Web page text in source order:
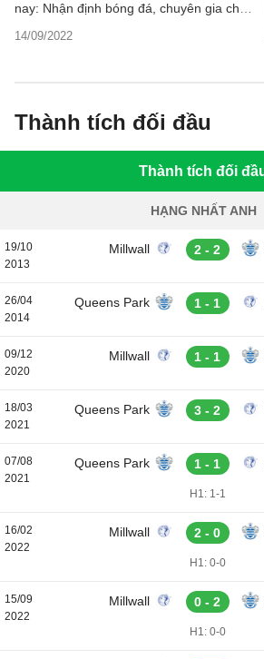
14/09/2022
nay: Nhận định bóng đá, chuyên gia châu
Á, tư vấn dự đoán kết quả có độ uy tín
Thành tích đối đầu
Thành tích đối
HẠNG NHẤT ANH
19/10
2013
Millwall 2 - 2
26/04
2014
Queens Park 1 - 1
09/12
2020
Millwall 1 - 1
18/03
2021
Queens Park 3 - 2
07/08
2021
Queens Park 1 - 1
H1: 1-1
16/02
2022
Millwall 2 - 0
H1: 0-0
15/09
2022
Millwall 0 - 2
H1: 0-0